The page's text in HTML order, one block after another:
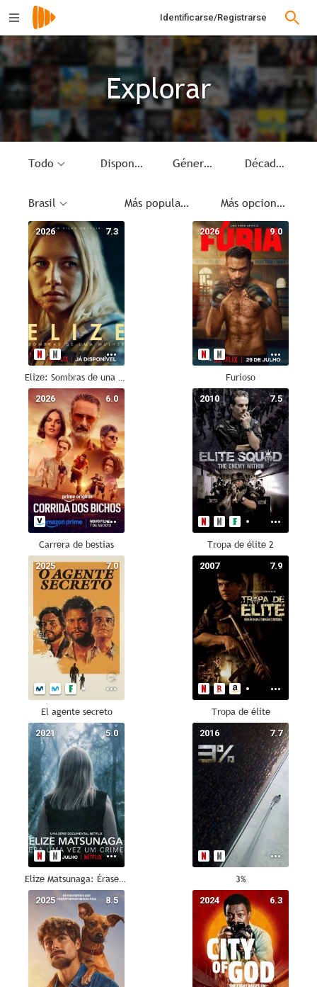
Identificarse/Registrarse
Explorar
Todo Disponible Género Década
Brasil Más populares Más opciones
7.3
2026
Elize: Sombras de una mujer
9.0
2026
Furioso
6.0
2026
Carrera de bestias
7.5
2010
Tropa de élite 2
7.0
2025
El agente secreto
7.9
2007
Tropa de élite
5.0
2021
Elize Matsunaga: Érase una vez un crimen
7.7
2016
3%
8.5
2025 6.3
2024